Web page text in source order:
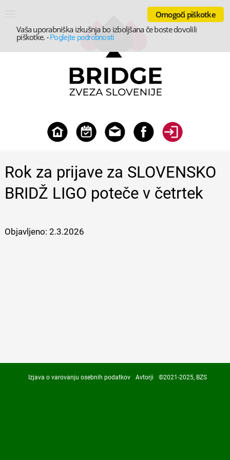
Rok za prijave za SLOVENSKO
BRIDŽ LIGO poteče v četrtek
Objavljeno: 2.3.2026
Izjava o varovanju osebnih podatkov Avtorji ©2021-2025, BZS
Vaša uporabniška izkušnja bo izboljšana če boste dovolili
piškotke. -Poglejte podrobnosti
Omogoči piškotke